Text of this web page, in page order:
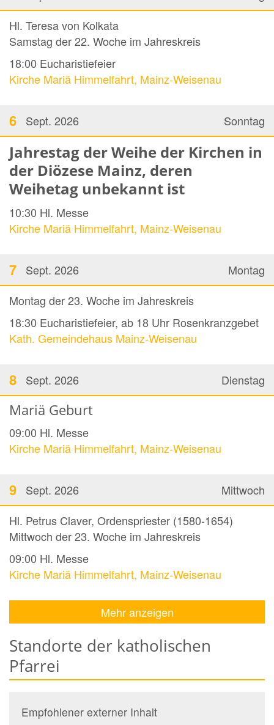
Hl. Teresa von Kolkata
Samstag der 22. Woche im Jahreskreis
18:00 Eucharistiefeier
Kirche Mariä Himmelfahrt, Mainz-Weisenau
Sonntag
6 Sept. 2026
Jahrestag der Weihe der Kirchen in
der Diözese Mainz, deren
Weihetag unbekannt ist
10:30 Hl. Messe
Kirche Mariä Himmelfahrt, Mainz-Weisenau
Montag
7
Sept. 2026
Montag der 23. Woche im Jahreskreis
18:30 Eucharistiefeier, ab 18 Uhr Rosenkranzgebet
Kath. Gemeindehaus Mainz-Weisenau
Dienstag
8 Sept. 2026
Mariä Geburt
09:00 Hl. Messe
Kirche Mariä Himmelfahrt, Mainz-Weisenau
Mittwoch
9
Sept. 2026
Hl. Petrus Claver, Ordenspriester (1580-1654)
Mittwoch der 23. Woche im Jahreskreis
09:00 Hl. Messe
Kirche Mariä Himmelfahrt, Mainz-Weisenau
Mehr anzeigen
Standorte der katholischen
Pfarrei
Empfohlener externer Inhalt